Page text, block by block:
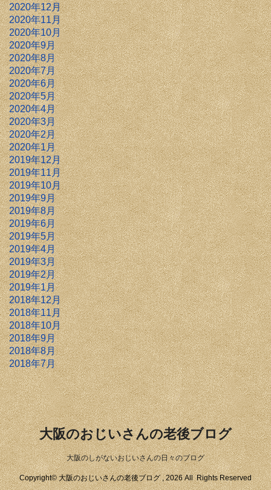
2020年12月
2020年11月
2020年10月
2020年9月
2020年8月
2020年7月
2020年6月
2020年5月
2020年4月
2020年3月
2020年2月
2020年1月
2019年12月
2019年11月
2019年10月
2019年9月
2019年8月
2019年6月
2019年5月
2019年4月
2019年3月
2019年2月
2019年1月
2018年12月
2018年11月
2018年10月
2018年9月
2018年8月
2018年7月
大阪のおじいさんの老後ブログ
大阪のしがないおじいさんの日々のブログ
Copyright© 大阪のおじいさんの老後ブログ , 2026 All Rights Reserved